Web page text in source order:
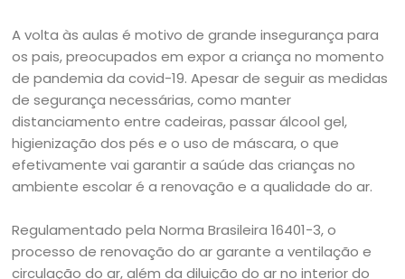
A volta às aulas é motivo de grande insegurança para
os pais, preocupados em expor a criança no momento
de pandemia da covid-19. Apesar de seguir as medidas
de segurança necessárias, como manter
distanciamento entre cadeiras, passar álcool gel,
higienização dos pés e o uso de máscara, o que
efetivamente vai garantir a saúde das crianças no
ambiente escolar é a renovação e a qualidade do ar.
Regulamentado pela Norma Brasileira 16401-3, o
processo de renovação do ar garante a ventilação e
circulação do ar, além da diluição do ar no interior do